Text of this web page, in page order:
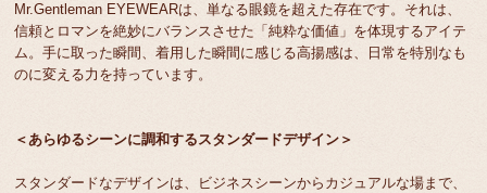
Mr.Gentleman EYEWEARは、単なる眼鏡を超えた存在です。それは、
信頼とロマンを絶妙にバランスさせた「純粋な価値」を体現するアイテ
ム。手に取った瞬間、着用した瞬間に感じる高揚感は、日常を特別なも
のに変える力を持っています。
＜あらゆるシーンに調和するスタンダードデザイン＞
スタンダードなデザインは、ビジネスシーンからカジュアルな場まで、